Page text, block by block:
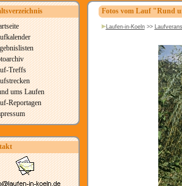
Treffs
ums Laufen
Reportagen
Fotos vom Lauf "Rund
Laufen-in-Koeln>>